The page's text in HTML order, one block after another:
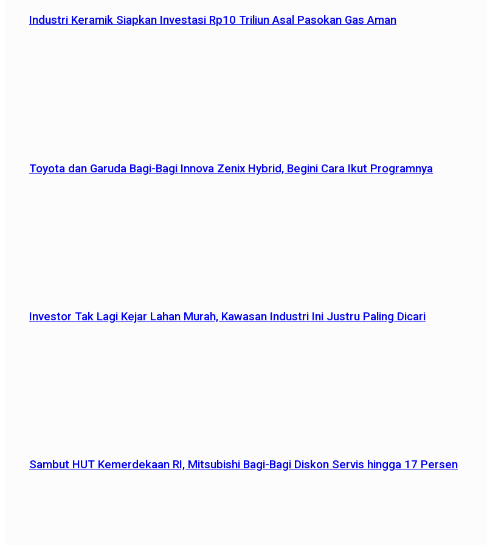
Industri Keramik Siapkan Investasi Rp10 Triliun Asal Pasokan Gas Aman
Toyota dan Garuda Bagi-Bagi Innova Zenix Hybrid, Begini Cara Ikut Programnya
Investor Tak Lagi Kejar Lahan Murah, Kawasan Industri Ini Justru Paling Dicari
Sambut HUT Kemerdekaan RI, Mitsubishi Bagi-Bagi Diskon Servis hingga 17 Persen